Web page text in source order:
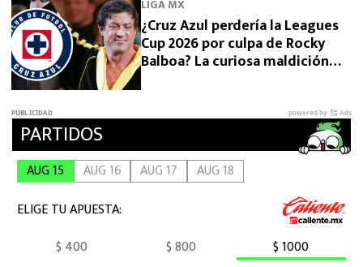
LIGA MX
¿Cruz Azul perdería la Leagues
Cup 2026 por culpa de Rocky
Balboa? La curiosa maldición